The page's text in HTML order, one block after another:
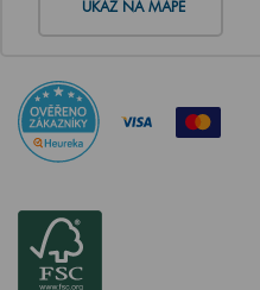
UKAŽ NA MAPĚ